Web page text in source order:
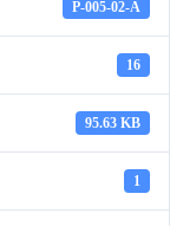
P-005-02-A
16
95.63 KB
1